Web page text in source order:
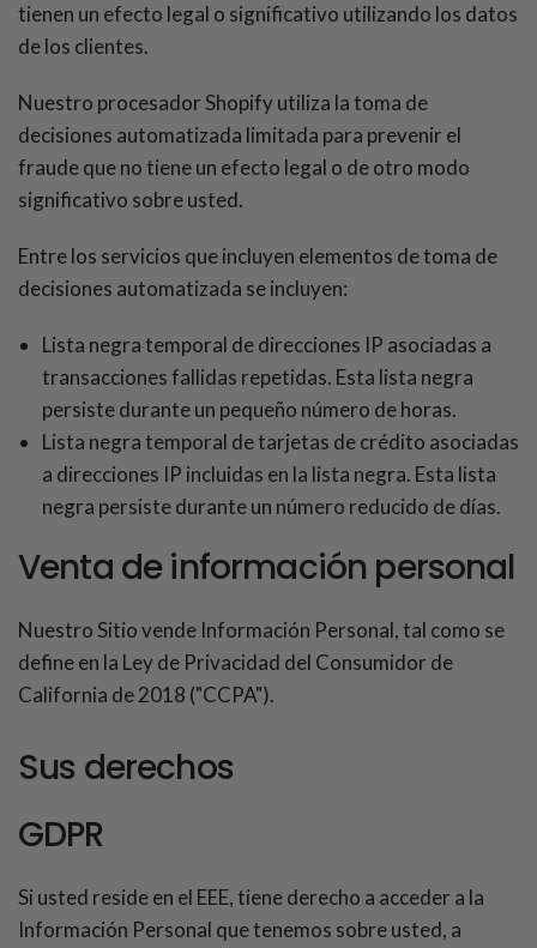
tienen un efecto legal o significativo utilizando los datos
de los clientes.
Nuestro procesador Shopify utiliza la toma de
decisiones automatizada limitada para prevenir el
fraude que no tiene un efecto legal o de otro modo
significativo sobre usted.
Entre los servicios que incluyen elementos de toma de
decisiones automatizada se incluyen:
Lista negra temporal de direcciones IP asociadas a
transacciones fallidas repetidas. Esta lista negra
persiste durante un pequeño número de horas.
Lista negra temporal de tarjetas de crédito asociadas
a direcciones IP incluidas en la lista negra. Esta lista
negra persiste durante un número reducido de días.
Venta de información personal
Nuestro Sitio vende Información Personal, tal como se
define en la Ley de Privacidad del Consumidor de
California de 2018 ("CCPA").
Sus derechos
GDPR
Si usted reside en el EEE, tiene derecho a acceder a la
Información Personal que tenemos sobre usted, a